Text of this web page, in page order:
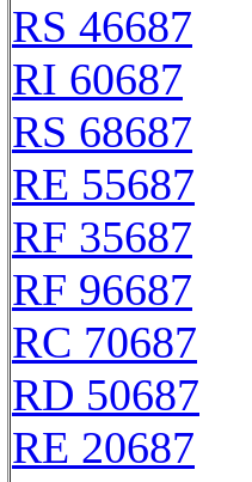
RS 46687
RI 60687
RS 68687
RE 55687
RF 35687
RF 96687
RC 70687
RD 50687
RE 20687